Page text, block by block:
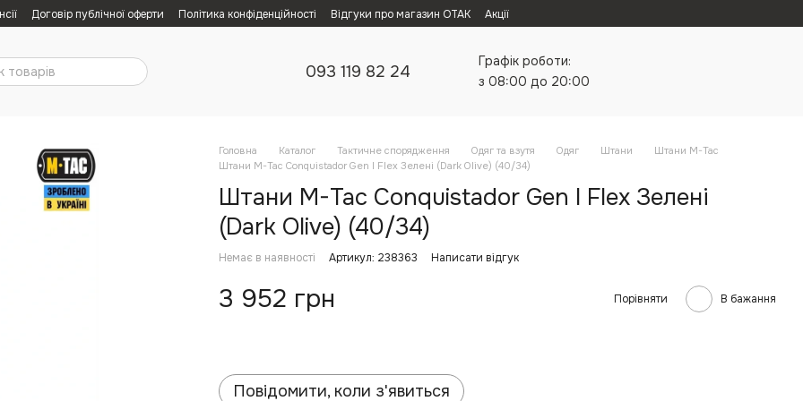
Договір публічної оферти Політика конфіденційності Відгуки про магазин ОТАК Акції
093 119 82 24
Графік роботи:
з 08:00 до 20:00
Головна Каталог Тактичне спорядження Одяг та взутя Одяг Штани
Штани M-Tac
Штани M-Tac Conquistador Gen І Flex Зелені (Dark Olive) (40/34)
Штани M-Tac Conquistador Gen І Flex Зелені
(Dark Olive) (40/34)
Немає в наявності Артикул: 238363 Написати відгук
3 952 грн Порівняти В бажання
Повідомити, коли з'явиться